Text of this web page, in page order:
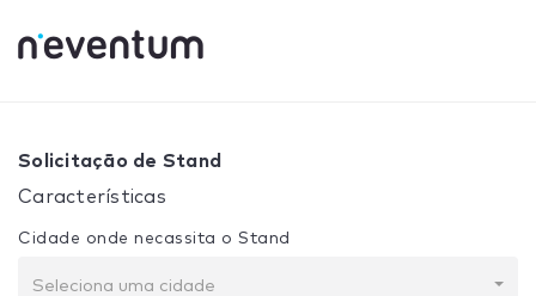
Sua seleção: Projeto + Construção
Solicitação de Stand
Características
Cidade onde necassita o Stand
Seleciona uma cidade